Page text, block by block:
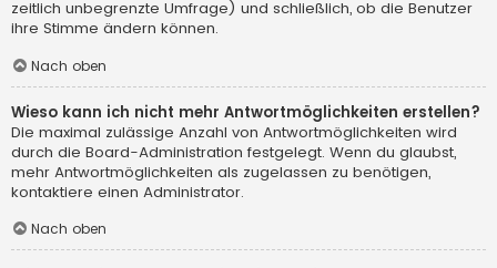
zeitlich unbegrenzte Umfrage) und schließlich, ob die Benutzer
ihre Stimme ändern können.
Nach oben
Wieso kann ich nicht mehr Antwortmöglichkeiten erstellen?
Die maximal zulässige Anzahl von Antwortmöglichkeiten wird
durch die Board-Administration festgelegt. Wenn du glaubst,
mehr Antwortmöglichkeiten als zugelassen zu benötigen,
kontaktiere einen Administrator.
Nach oben